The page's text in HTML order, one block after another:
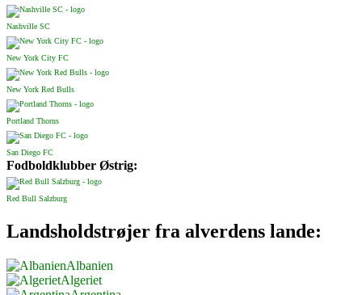
Nashville SC
New York City FC
New York Red Bulls
Portland Thorns
San Diego FC
Fodboldklubber Østrig:
Red Bull Salzburg
Landsholdstrøjer fra alverdens lande:
Albanien
Algeriet